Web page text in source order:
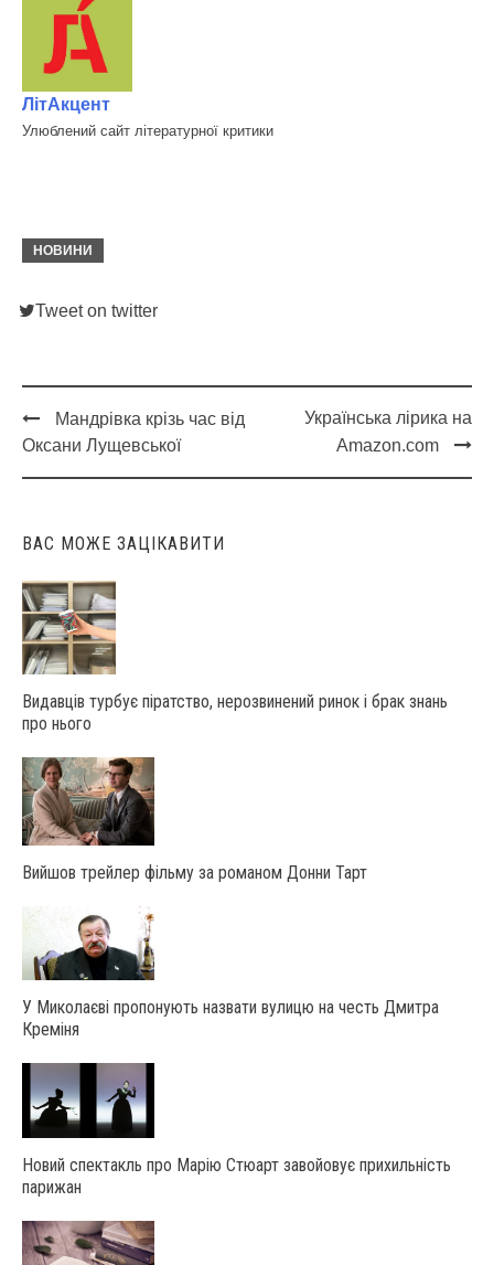
ЛітАкцент
Улюблений сайт літературної критики
НОВИНИ
Tweet on twitter
Post
navigation
Мандрівка крізь час від
Оксани Лущевської
Українська лірика на
Amazon.com
ВАС МОЖЕ ЗАЦІКАВИТИ
Видавців турбує піратство, нерозвинений ринок і брак знань
про нього
Вийшов трейлер фільму за романом Донни Тарт
У Миколаєві пропонують назвати вулицю на честь Дмитра
Креміня
Новий спектакль про Марію Стюарт завойовує прихильність
парижан